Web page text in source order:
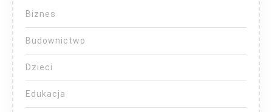
Biznes
Budownictwo
Dzieci
Edukacja